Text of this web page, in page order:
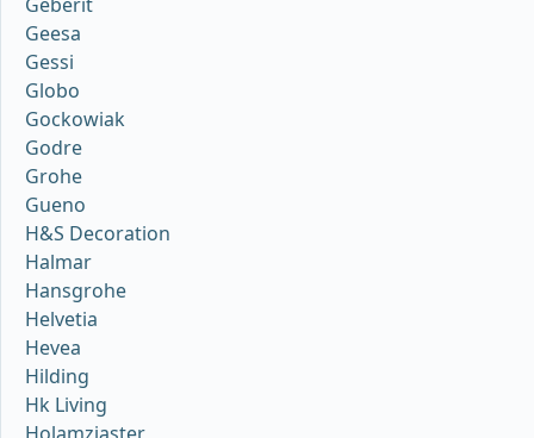
Geesa
Gessi
Globo
Gockowiak
Godre
Grohe
Gueno
H&S Decoration
Halmar
Hansgrohe
Helvetia
Hevea
Hilding
Hk Living
Holamzjaster